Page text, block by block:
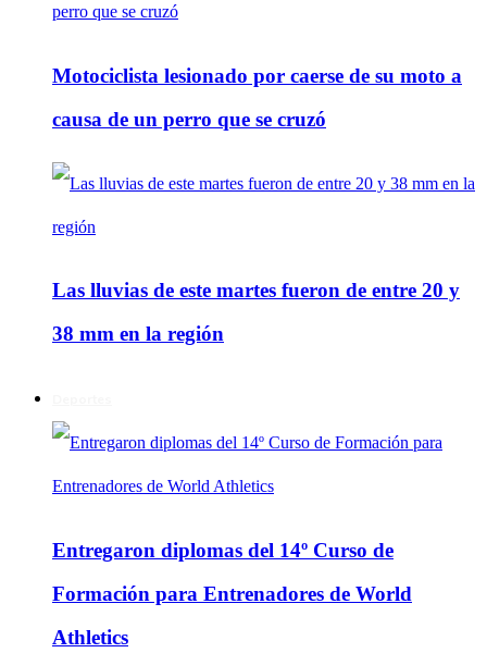
Motociclista lesionado por caerse de su moto a
causa de un perro que se cruzó
Las lluvias de este martes fueron de entre 20 y
38 mm en la región
Entregaron diplomas del 14º Curso de
Formación para Entrenadores de World
Athletics